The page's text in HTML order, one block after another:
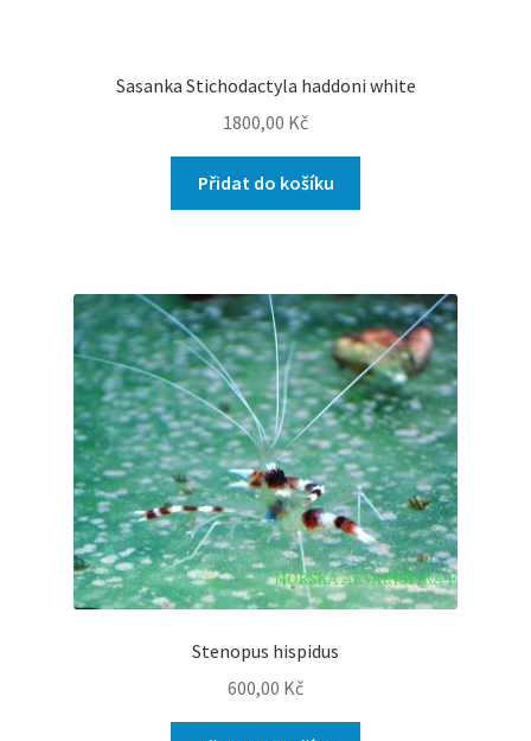
Sasanka Stichodactyla haddoni white
1800,00 Kč
Přidat do košíku
Stenopus hispidus
600,00 Kč